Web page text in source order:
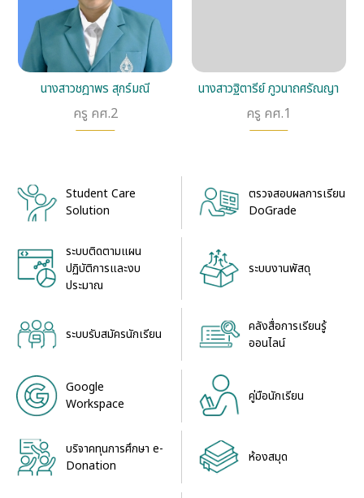
นางสาวชฎาพร สุกร์มณี
ครู คศ.2
นางสาวฐิตารีย์ ภูวนาถศรัณญา
ครู คศ.1
Student Care
Solution
ตรวจสอบผลการเรียน
DoGrade
ระบบติดตามแผน
ปฏิบัติการและงบ
ประมาณ
ระบบงานพัสดุ
ระบบรับสมัครนักเรียน
คลังสื่อการเรียนรู้
ออนไลน์
Google
Workspace
คู่มือนักเรียน
บริจาคทุนการศึกษา e-
Donation
ห้องสมุด